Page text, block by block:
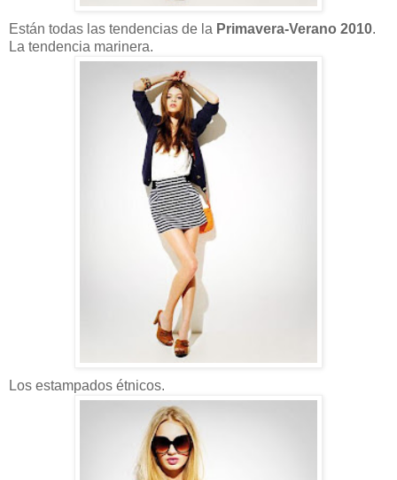
Están todas las tendencias de la Primavera-Verano 2010.
La tendencia marinera.
Los estampados étnicos.